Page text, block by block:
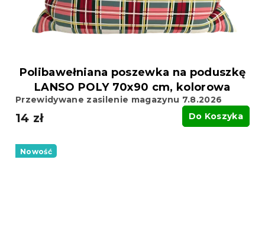
Polibawełniana poszewka na poduszkę
LANSO POLY 70x90 cm, kolorowa
Przewidywane zasilenie magazynu 7.8.2026
14 zł Do Koszyka
Nowość